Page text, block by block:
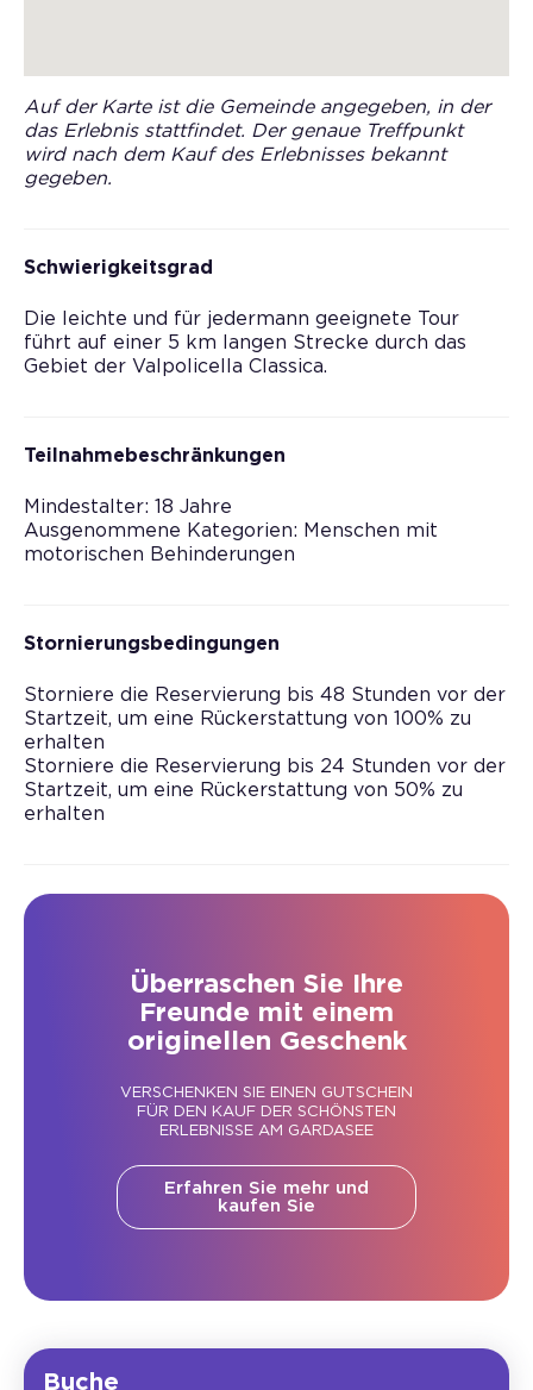
Auf der Karte ist die Gemeinde angegeben, in der
das Erlebnis stattfindet. Der genaue Treffpunkt
wird nach dem Kauf des Erlebnisses bekannt
gegeben.
Schwierigkeitsgrad
Die leichte und für jedermann geeignete Tour
führt auf einer 5 km langen Strecke durch das
Gebiet der Valpolicella Classica.
Teilnahmebeschränkungen
Mindestalter: 18 Jahre
Ausgenommene Kategorien: Menschen mit
motorischen Behinderungen
Stornierungsbedingungen
Storniere die Reservierung bis 48 Stunden vor der
Startzeit, um eine Rückerstattung von 100% zu
erhalten
Storniere die Reservierung bis 24 Stunden vor der
Startzeit, um eine Rückerstattung von 50% zu
erhalten
Überraschen Sie Ihre
Freunde mit einem
originellen Geschenk
VERSCHENKEN SIE EINEN GUTSCHEIN
FÜR DEN KAUF DER SCHÖNSTEN
ERLEBNISSE AM GARDASEE
Erfahren Sie mehr und
kaufen Sie
Buche